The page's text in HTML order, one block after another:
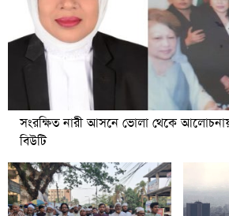
সংরক্ষিত নারী আসনে ভোলা থেকে
বিউটি